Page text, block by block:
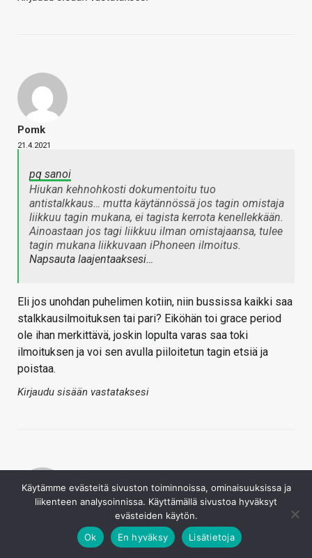
Pomk
21.4.2021
pq sanoi
Hiukan kehnohkosti dokumentoitu tuo
antistalkkaus… mutta käytännössä jos tagin omistaja
liikkuu tagin mukana, ei tagista kerrota kenellekkään.
Ainoastaan jos tagi liikkuu ilman omistajaansa, tulee
tagin mukana liikkuvaan iPhoneen ilmoitus.
Napsauta laajentaaksesi…
Eli jos unohdan puhelimen kotiin, niin bussissa kaikki saa
stalkkausilmoituksen tai pari? Eiköhän toi grace period
ole ihan merkittävä, joskin lopulta varas saa toki
ilmoituksen ja voi sen avulla piiloitetun tagin etsiä ja
poistaa.
Kirjaudu sisään vastataksesi
Käytämme evästeitä sivuston toiminnoissa, ominaisuuksissa ja
liikenteen analysoinnissa. Käyttämällä sivustoa hyväksyt
evästeiden käytön.
Ok
En hyväksy Lisätietoja